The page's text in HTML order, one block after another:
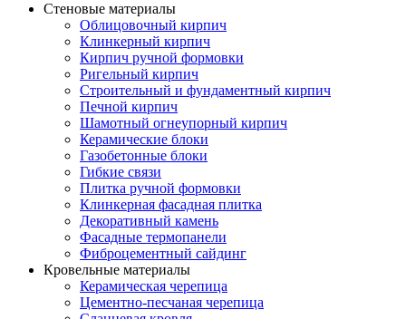
Стеновые материалы
Облицовочный кирпич
Клинкерный кирпич
Кирпич ручной формовки
Ригельный кирпич
Строительный и фундаментный кирпич
Печной кирпич
Шамотный огнеупорный кирпич
Керамические блоки
Газобетонные блоки
Гибкие связи
Плитка ручной формовки
Клинкерная фасадная плитка
Декоративный камень
Фасадные термопанели
Фиброцементный сайдинг
Кровельные материалы
Керамическая черепица
Цементно-песчаная черепица